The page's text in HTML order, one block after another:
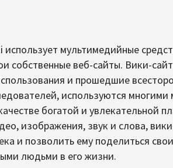
мультимедийные
собственные веб-сайты. Вики-
и прошедшие
используются
богатой и увлекательной
изображения, звук и слова,
и позволить ему поделиться
людьми в его жизни.